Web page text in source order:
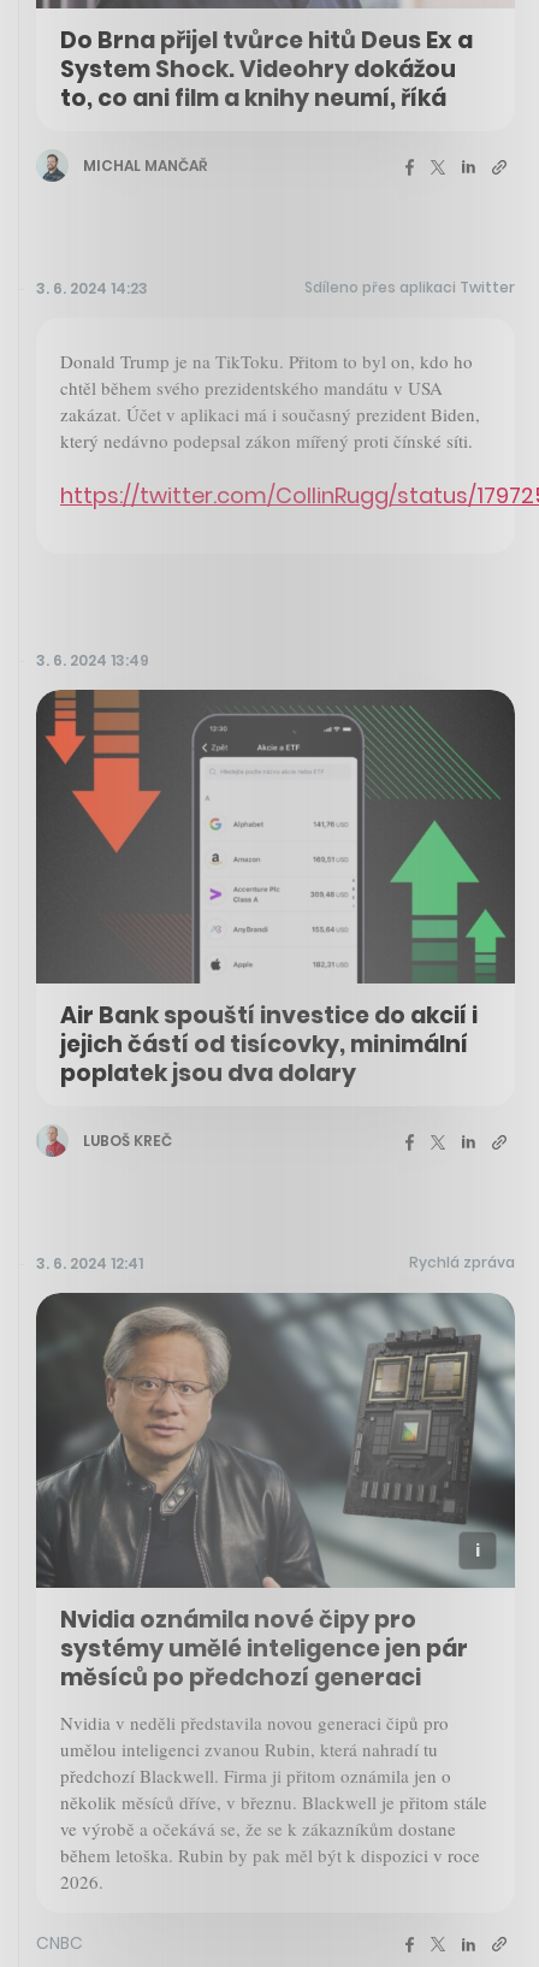
Do Brna přijel tvůrce hitů Deus Ex a
System Shock. Videohry dokážou
to, co ani film a knihy neumí, říká
MICHAL MANČAŘ
3. 6. 2024 14:23 Sdíleno přes aplikaci Twitter
Donald Trump je na TikToku. Přitom to byl on, kdo ho
chtěl během svého prezidentského mandátu v USA
zakázat. Účet v aplikaci má i současný prezident Biden,
který nedávno podepsal zákon mířený proti čínské síti.
https://twitter.com/CollinRugg/status/
3. 6. 2024 13:49
Air Bank spouští investice do akcií i
jejich částí od tisícovky, minimální
poplatek jsou dva dolary
LUBOŠ KREČ
3. 6. 2024 12:41 Rychlá zpráva
Nvidia oznámila nové čipy pro
systémy umělé inteligence jen pár
měsíců po předchozí generaci
Nvidia v neděli představila novou generaci čipů pro
umělou inteligenci zvanou Rubin, která nahradí tu
předchozí Blackwell. Firma ji přitom oznámila jen o
několik měsíců dříve, v březnu. Blackwell je přitom stále
ve výrobě a očekává se, že se k zákazníkům dostane
během letoška. Rubin by pak měl být k dispozici v roce
2026.
CNBC